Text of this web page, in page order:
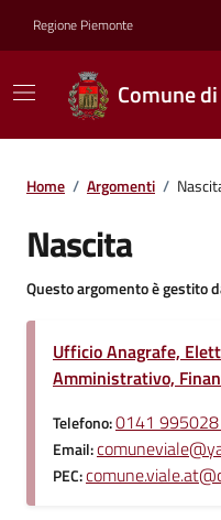
Regione Piemonte
Comune
Home / Argomenti /
Nascita
Questo argomento è gestito
Ufficio Anagrafe,
Amministrativo,
Telefono:0141
Email:
PEC: